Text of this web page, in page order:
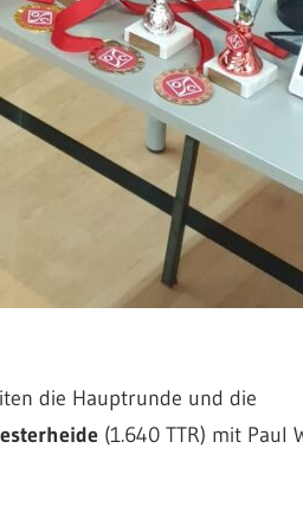
die Hauptrunde und die
(1.640 TTR) mit Paul